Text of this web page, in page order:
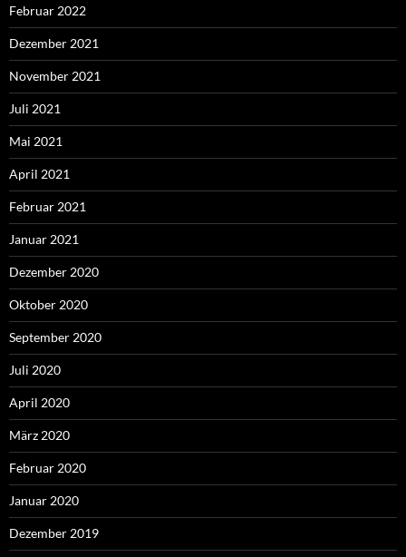
Februar 2022
Dezember 2021
November 2021
Juli 2021
Mai 2021
April 2021
Februar 2021
Januar 2021
Dezember 2020
Oktober 2020
September 2020
Juli 2020
April 2020
März 2020
Februar 2020
Januar 2020
Dezember 2019